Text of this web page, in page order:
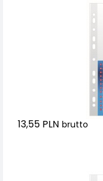
13,55 PLN brutto